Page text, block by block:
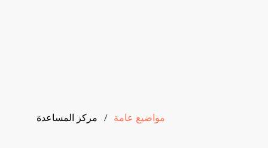
مركز المساعدة / مواضيع عامة